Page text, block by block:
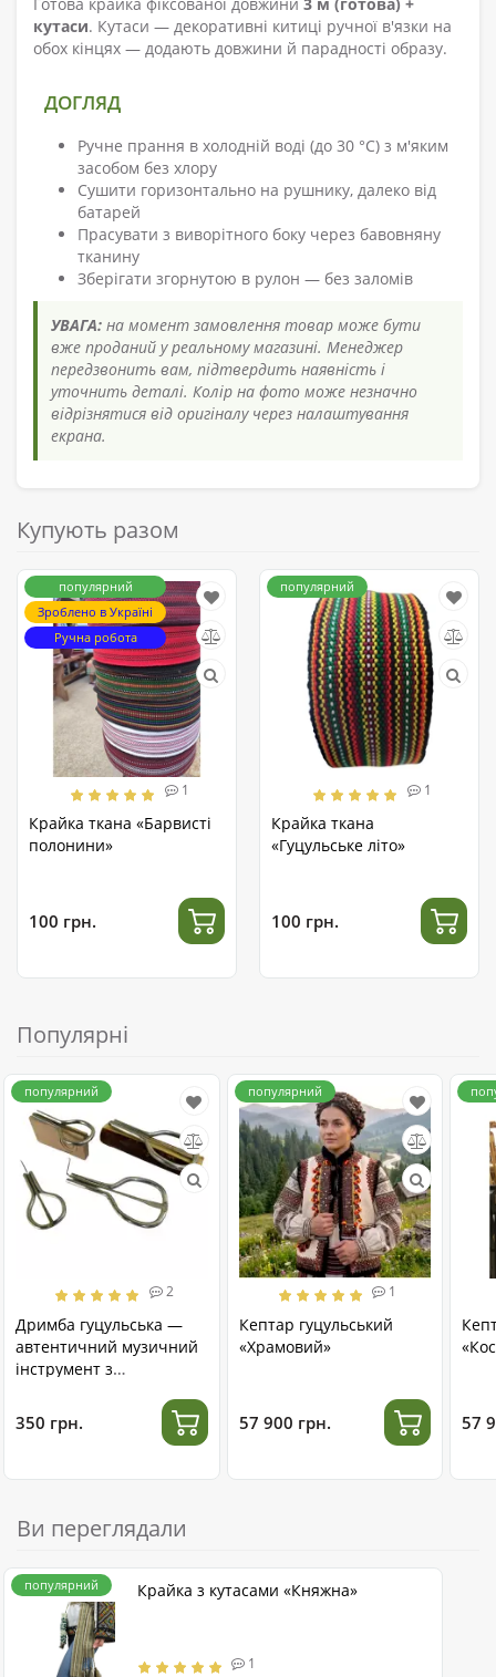
Готова крайка фіксованої довжини 3 м (готова) +
кутаси. Кутаси — декоративні китиці ручної в'язки на
обох кінцях — додають довжини й парадності образу.
ДОГЛЯД
Ручне прання в холодній воді (до 30 °C) з м'яким
засобом без хлору
Сушити горизонтально на рушнику, далеко від
батарей
Прасувати з виворітного боку через бавовняну
тканину
Зберігати згорнутою в рулон — без заломів
УВАГА: на момент замовлення товар може бути
вже проданий у реальному магазині. Менеджер
передзвонить вам, підтвердить наявність і
уточнить деталі. Колір на фото може незначно
відрізнятися від оригіналу через налаштування
екрана.
Купують разом
популярний
Зроблено в Україні
Ручна робота
1
Крайка ткана «Барвисті
полонини»
100 грн.
популярний
1
Крайка ткана
«Гуцульське літо»
100 грн.
Популярні
популярний
2
Дримба гуцульська —
автентичний музичний
інструмент з
350 грн.
популярний
1
Кептар гуцульський
«Храмовий»
57 900 грн. 57
Ви переглядали
популярний Крайка з кутасами «Княжна»
1